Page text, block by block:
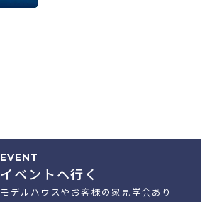
EVENT
イベントへ行く
モデルハウスやお客様の家見学会あり